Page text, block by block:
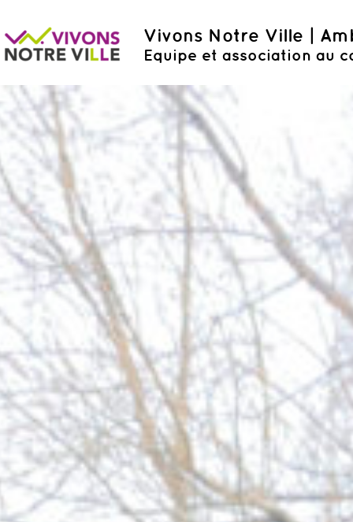
Vivons Notre Ville |
Equipe et association au